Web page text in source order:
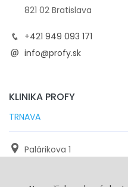
821 02 Bratislava
+421 949 093 171
info@profy.sk
KLINIKA PROFY
TRNAVA
Palárikova 1